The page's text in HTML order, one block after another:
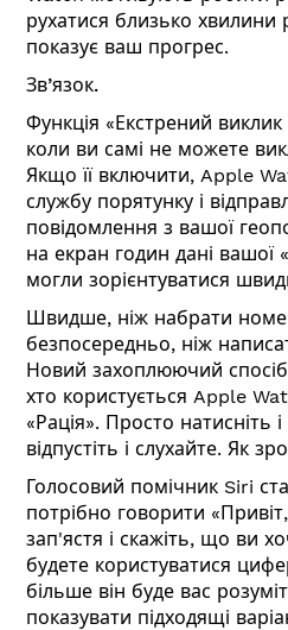
рухатися близько хвилини
показує ваш прогрес.
Зв’язок.
Функція «Екстрений
коли ви самі не можете
Якщо її включити, Apple
службу порятунку і
повідомлення з вашої
на екран годин дані вашої
могли зорієнтуватися
Швидше, ніж набрати
безпосередньо, ніж
Новий захоплюючий спосіб
хто користується Apple
«Рація». Просто натисніть
відпустіть і слухайте. Як
Голосовий помічник Siri
потрібно говорити
зап'ястя і скажіть, що ви
будете користуватися
більше він буде вас
показувати підходящі